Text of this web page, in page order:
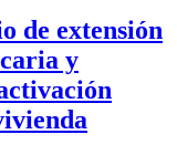
de extensión
y